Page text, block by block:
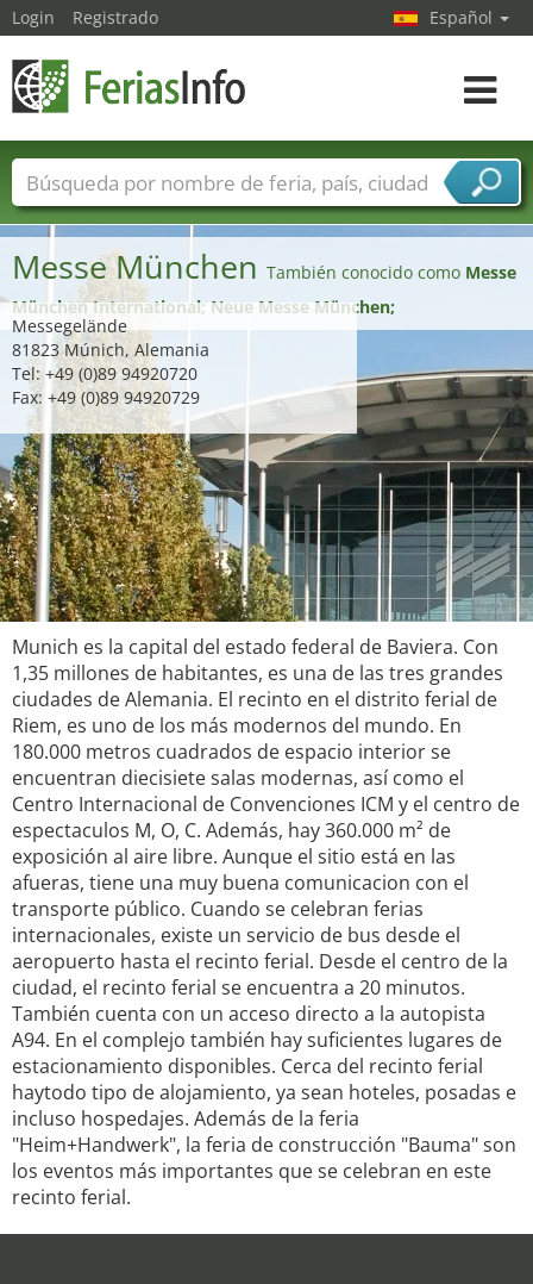
Messe München También conocido como Messe
München International; Neue Messe München;
Messegelände
81823 Múnich, Alemania
Tel: +49 (0)89 94920720
Fax: +49 (0)89 94920729
Munich es la capital del estado federal de Baviera. Con
1,35 millones de habitantes, es una de las tres grandes
ciudades de Alemania. El recinto en el distrito ferial de
Riem, es uno de los más modernos del mundo. En
180.000 metros cuadrados de espacio interior se
encuentran diecisiete salas modernas, así como el
Centro Internacional de Convenciones ICM y el centro de
espectaculos M, O, C. Además, hay 360.000 m² de
exposición al aire libre. Aunque el sitio está en las
afueras, tiene una muy buena comunicacion con el
transporte público. Cuando se celebran ferias
internacionales, existe un servicio de bus desde el
aeropuerto hasta el recinto ferial. Desde el centro de la
ciudad, el recinto ferial se encuentra a 20 minutos.
También cuenta con un acceso directo a la autopista
A94. En el complejo también hay suficientes lugares de
estacionamiento disponibles. Cerca del recinto ferial
haytodo tipo de alojamiento, ya sean hoteles, posadas e
incluso hospedajes. Además de la feria
"Heim+Handwerk", la feria de construcción "Bauma" son
los eventos más importantes que se celebran en este
recinto ferial.
Login Registrado Español
toggle
Nombres de ferias Países
Ciudades
Sectores de ferias
Sectores de proveedor de servicios